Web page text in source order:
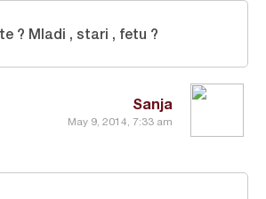
Sanja
May 9, 2014, 7:33 am
? Mladi , stari , fetu ?